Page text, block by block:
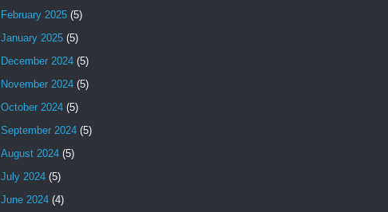
February 2025 (5)
January 2025 (5)
December 2024 (5)
November 2024 (5)
October 2024 (5)
September 2024 (5)
August 2024 (5)
July 2024 (5)
June 2024 (4)